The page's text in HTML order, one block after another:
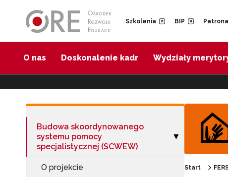
Szkolenia BIP
O nas Doskonalenie kadr Wydziały
Budowa skoordynowanego
systemu pomocy
specjalistycznej (SCWEW)
Zwiń sekcję
▶
O projekcie Start